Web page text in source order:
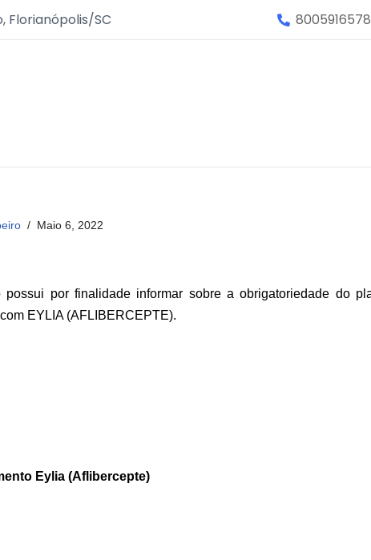
Florianópolis/SC 8005916578
Maio 6, 2022
possui por finalidade informar sobre a obrigatoriedade do
EYLIA (AFLIBERCEPTE).
Eylia (Aflibercepte)